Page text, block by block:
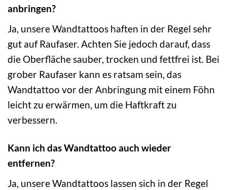
anbringen?
Ja, unsere Wandtattoos haften in der Regel sehr
gut auf Raufaser. Achten Sie jedoch darauf, dass
die Oberfläche sauber, trocken und fettfrei ist. Bei
grober Raufaser kann es ratsam sein, das
Wandtattoo vor der Anbringung mit einem Föhn
leicht zu erwärmen, um die Haftkraft zu
verbessern.
Kann ich das Wandtattoo auch wieder
entfernen?
Ja, unsere Wandtattoos lassen sich in der Regel